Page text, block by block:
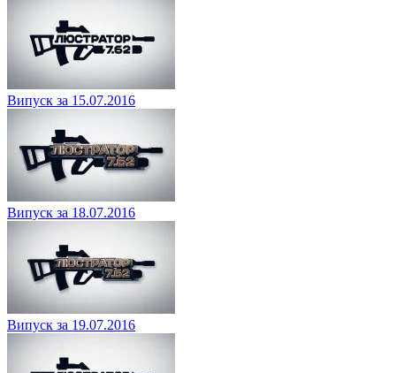
Випуск за 15.07.2016
Випуск за 18.07.2016
Випуск за 19.07.2016